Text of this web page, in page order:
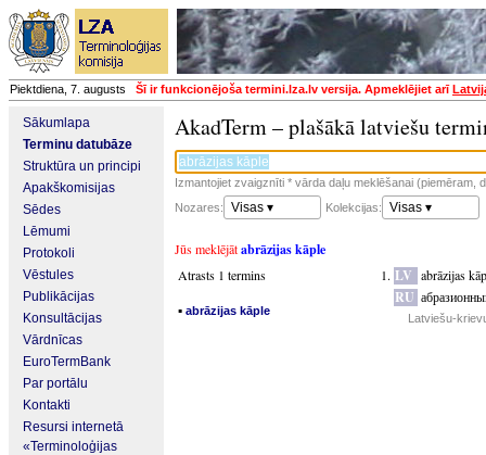
Piektdiena, 7. augusts Šī ir funkcionējoša termini.lza.lv versija. Apmeklējiet arī
Sākumlapa
Terminu datubāze
Struktūra un principi
Apakškomisijas
Sēdes
Lēmumi
Protokoli
Vēstules
Publikācijas
Konsultācijas
Vārdnīcas
EuroTermBank
Par portālu
Kontakti
Resursi internetā
«Terminoloģijas
AkadTerm – plašākā latviešu
Izmantojiet zvaigznīti * vārda daļu meklēšanai (piemēram,
Nozares:
Visas ▾ Kolekcijas: Visas ▾
Jūs meklējātabrāzijas kāple
Atrasts 1 termins
▪ abrāzijas kāple
LV abrāzijas
RU
Latviešu-